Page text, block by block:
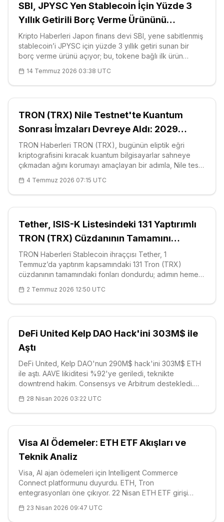
SBI, JPYSC Yen Stablecoin İçin Yüzde 3
Yıllık Getirili Borç Verme Ürününü
Başlatıyor
Kripto Haberleri Japon finans devi SBI, yene sabitlenmiş
stablecoin’i JPYSC için yüzde 3 yıllık getiri sunan bir
borç verme ürünü açıyor; bu, tokene bağlı ilk ürün
Temmuz’dan
14 Temmuz 2026 03:38 UTC
TRON (TRX) Nile Testnet'te Kuantum
Sonrası İmzaları Devreye Aldı: 2029
Tehdidine 3 Yıl Kala Hazırlık
TRON Haberleri TRON (TRX), bugünün eliptik eğri
kriptografisini kıracak kuantum bilgisayarlar sahneye
çıkmadan ağını korumayı amaçlayan bir adımla, Nile test
Altcoin'in arkasındaki geliş
4 Temmuz 2026 07:15 UTC
Tether, ISIS-K Listesindeki 131 Yaptırımlı
TRON (TRX) Cüzdanının Tamamını
Dondurdu
TRON Haberleri Stablecoin ihraççısı Tether, 1
Temmuz’da yaptırım kapsamındaki 131 Tron (TRX)
cüzdanının tamamındaki fonları dondurdu; adımın hemen
Kontrol Ofisi (OFAC), söz konusu adresl
2 Temmuz 2026 12:50 UTC
DeFi United Kelp DAO Hack'ini 303M$ ile
Aştı
DeFi United, Kelp DAO'nun 290M$ hack'ini 303M$ ETH
ile aştı. AAVE likiditesi %92'ye geriledi, teknikte
downtrend hakim. Consensys ve Arbitrum destekledi.
28 Nisan 2026 03:22 UTC
Visa AI Ödemeler: ETH ETF Akışları ve
Teknik Analiz
Visa, AI ajan ödemeleri için Intelligent Commerce
Connect platformunu duyurdu. ETH, Tron
entegrasyonları öne çıkıyor. 22 Nisan ETH ETF girişi
Pilot aşamada, 2026 genişleme planı.
23 Nisan 2026 09:47 UTC